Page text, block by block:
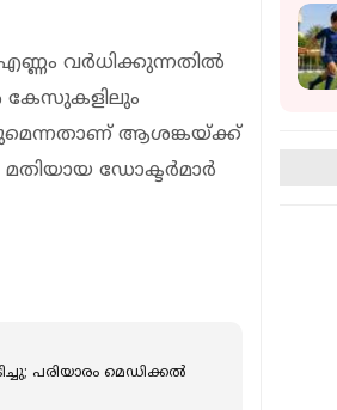
വര്‍ധിക്കുന്നതില്‍
കേസുകളിലും
ആശങ്കയ്ക്ക്
ഡോക്ടര്‍മാര്‍
പരിയാരം മെഡിക്കൽ